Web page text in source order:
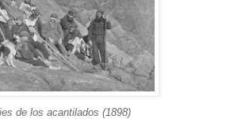
de los acantilados (1898)